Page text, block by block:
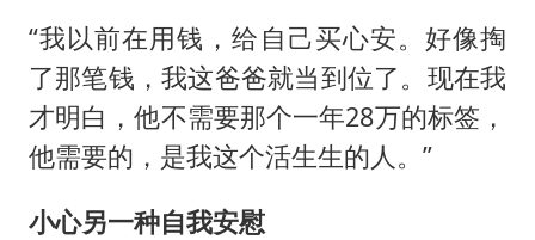
“我以前在用钱，给自己买心安。好像掏
了那笔钱，我这爸爸就当到位了。现在我
才明白，他不需要那个一年28万的标签，
他需要的，是我这个活生生的人。”
小心另一种自我安慰